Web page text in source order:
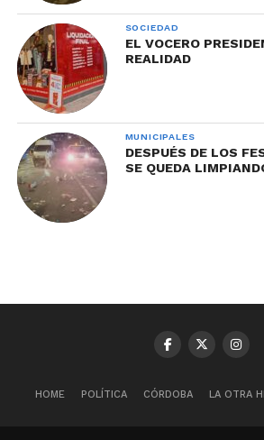
SOCIEDAD
EL VOCERO
REALIDAD
MUNICIPALES
DESPUÉS DE LOS
SE QUEDA
HOME POLÍTICA CÓRDOBA LA OTRA